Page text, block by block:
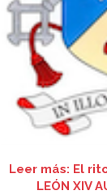
Leer más: El
LEÓN XIV